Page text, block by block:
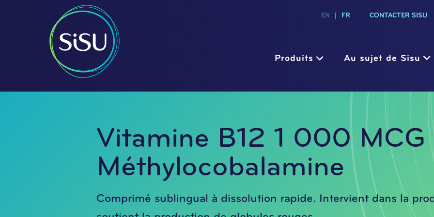
EN FR CONTACTER SISU
Produits Au sujet de Sisu
Vitamine B12 1 000 MCG
Méthylocobalamine
Comprimé sublingual à dissolution rapide. Intervient dans la